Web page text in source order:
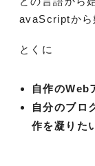
avaScriptから
とくに
自作のWeb
自分のブロ
作を凝りた